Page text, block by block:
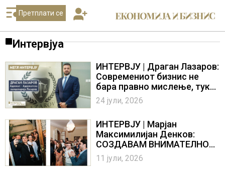
Претплати се
Интервјуа
ИНТЕРВЈУ | Драган Лазаров:
Современиот бизнис не
бара правно мислење, туку
правно одржливо деловно
решение
24 јули, 2026
ИНТЕРВЈУ | Марјан
Максимилијан Денков:
СОЗДАВАМ ВНИМАТЕЛНО
ОСМИСЛЕНИ ПРОСТОРИ
11 јули, 2026